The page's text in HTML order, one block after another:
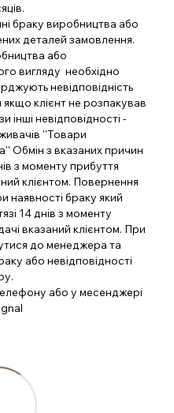
браку виробництва або
деталей замовлення.
або
вигляду необхідно
невідповідність
якщо клієнт не розпакував
невідповідності -
''Товари
Обмін з вказаних причин
з моменту прибуття
клієнтом. Повернення
наявності браку який
14 днів з моменту
вказаний клієнтом. При
до менеджера та
або невідповідності
або у месенджері